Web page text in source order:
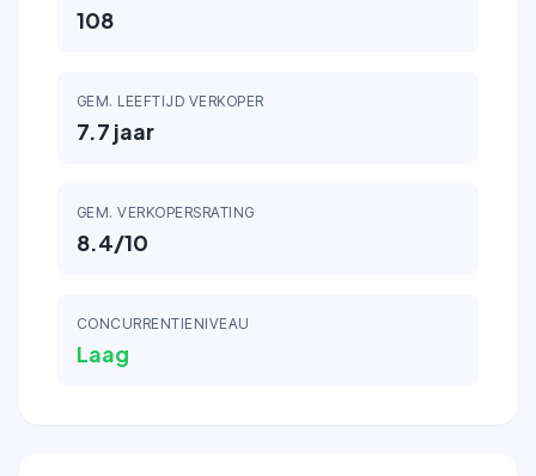
108
GEM. LEEFTIJD VERKOPER
7.7 jaar
GEM. VERKOPERSRATING
8.4/10
CONCURRENTIENIVEAU
Laag